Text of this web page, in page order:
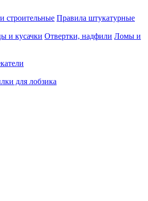
строительные Правила штукатурные
и кусачки Отвертки, надфили Ломы и
для лобзика